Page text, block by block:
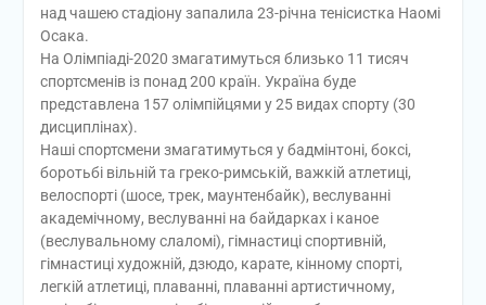
над чашею стадіону запалила 23-річна тенісистка Наомі
Осака.
На Олімпіаді-2020 змагатимуться близько 11 тисяч
спортсменів із понад 200 країн. Україна буде
представлена 157 олімпійцями у 25 видах спорту (30
дисциплінах).
Наші спортсмени змагатимуться у бадмінтоні, боксі,
боротьбі вільній та греко-римській, важкій атлетиці,
велоспорті (шосе, трек, маунтенбайк), веслуванні
академічному, веслуванні на байдарках і каное
(веслувальному слаломі), гімнастиці спортивній,
гімнастиці художній, дзюдо, карате, кінному спорті,
легкій атлетиці, плаванні, плаванні артистичному,